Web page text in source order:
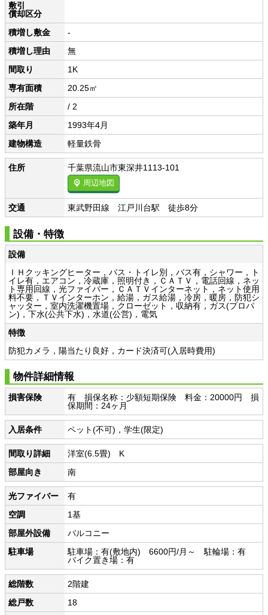
敷引
償却区分
積増し敷金
-
積増し理由
無
間取り
1K
専有面積
20.25㎡
所在階
/ 2
築年月
1993年4月
建物構造
軽量鉄骨
住所 千葉県流山市東深井1113-101
周辺地図
交通 東武野田線 江戸川台駅 徒歩8分
設備・特徴
設備
ＩＨクッキングヒーター，バス・トイレ別，バス有，シャワー，ト
イレ有，エアコン，冷蔵庫，照明付き，ＣＡＴＶ，電話回線，ネッ
ト専用回線，光ファイバー，ＣＡＴＶインターネット，ネット使用
料不要，ＴＶインターホン，給湯，ガス給湯，冷房，暖房，防犯シ
ャッター，室内洗濯機置場，クローゼット，収納有，ガス(プロパ
ン)，下水(公共下水)，水道(公営)，電気
特徴
防犯カメラ，陽当たり良好，カード決済可(入居時費用)
物件詳細情報
損害保険
有 損保名称：少額短期保険 料金：20000円 損
保期間：24ヶ月
入居条件 ペット(不可)，学生(限定)
間取り詳細
洋室(6.5畳) K
部屋向き
南
光ファイバー
有
空調
1基
部屋外設備
バルコニー
駐車場
駐車場：有(敷地内) 6600円/月～ 駐輪場：有
バイク置き場：有
総階数
2階建
総戸数
18